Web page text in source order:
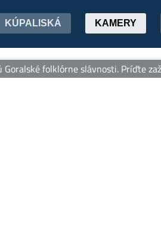
KÚPALISKÁ KAMERY
folklórne slávnosti. Príďte